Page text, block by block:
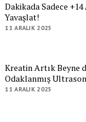
Dakikada Sadece
Yavaşlat!
11 ARALIK 2025
Kreatin Artık Beyne
Odaklanmış
11 ARALIK 2025